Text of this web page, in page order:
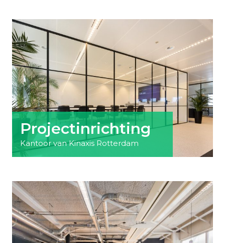
Projectinrichting
Kantoor van Kinaxis Rotterdam